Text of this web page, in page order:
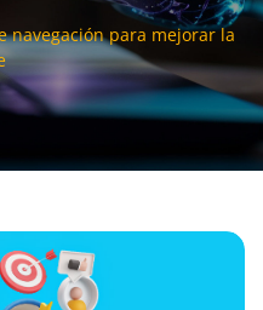
navegación para mejorar la